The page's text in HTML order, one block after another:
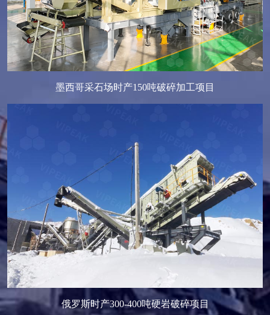
墨西哥采石场时产150吨破碎加工项目
俄罗斯时产300-400吨硬岩破碎项目